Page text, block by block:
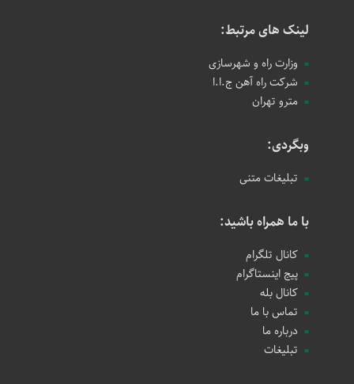
لینک های مرتبط:
وزارت راه و شهرسازی
شرکت راه آهن ج.ا.ا
مترو تهران
وبگردی:
تبلیغات متنی
با ما همراه باشید:
کانال تلگرام
پیج اینستاگرام
کانال بله
تماس با ما
درباره ما
تبلیغات